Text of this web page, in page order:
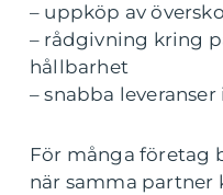
– uppköp av
– rådgivning kring
hållbarhet
– snabba
För många företag
när samma partner